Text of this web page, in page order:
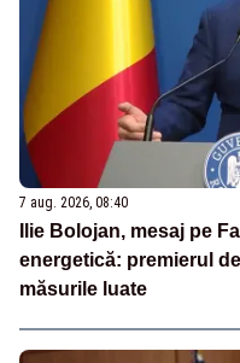
7 aug. 2026, 08:40
Ilie Bolojan, mesaj pe
energetică: premierul
măsurile luate